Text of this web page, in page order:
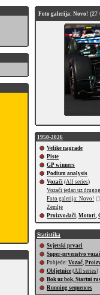
Foto galerija: Novo! (27
1950-2026
Velike nagrade
Piste
GP winners
Podium analysis
Vozači (All series)
Vozači jedan uz drugog
Foto galerija: Novo!
Zemlje
Proizvođači, Motori,
Statistika
Svjetski prvaci
Super-prvenstvo
Pobjede: Vozač,
Obljetnice (All series)
Bok uz bok, Startni
Running sequences